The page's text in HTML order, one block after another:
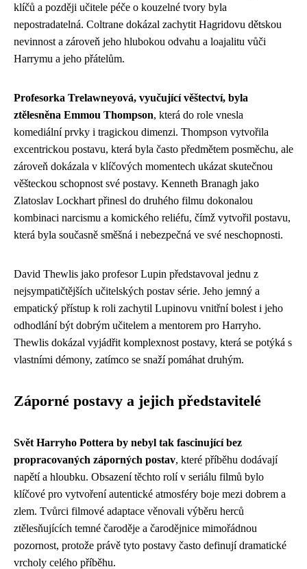
klíčů a později učitele péče o kouzelné tvory byla
nepostradatelná. Coltrane dokázal zachytit Hagridovu dětskou
nevinnost a zároveň jeho hlubokou odvahu a loajalitu vůči
Harrymu a jeho přátelům.
Profesorka Trelawneyová, vyučující věštectví, byla
ztělesněna Emmou Thompson, která do role vnesla
komediální prvky i tragickou dimenzi. Thompson vytvořila
excentrickou postavu, která byla často předmětem posměchu, ale
zároveň dokázala v klíčových momentech ukázat skutečnou
věšteckou schopnost své postavy. Kenneth Branagh jako
Zlatoslav Lockhart přinesl do druhého filmu dokonalou
kombinaci narcismu a komického reliéfu, čímž vytvořil postavu,
která byla současně směšná i nebezpečná ve své neschopnosti.
David Thewlis jako profesor Lupin představoval jednu z
nejsympatičtějších učitelských postav série. Jeho jemný a
empatický přístup k roli zachytil Lupinovu vnitřní bolest i jeho
odhodlání být dobrým učitelem a mentorem pro Harryho.
Thewlis dokázal vyjádřit komplexnost postavy, která se potýká s
vlastními démony, zatímco se snaží pomáhat druhým.
Záporné postavy a jejich představitelé
Svět Harryho Pottera by nebyl tak fascinující bez
propracovaných záporných postav, které příběhu dodávají
napětí a hloubku. Obsazení těchto rolí v seriálu filmů bylo
klíčové pro vytvoření autentické atmosféry boje mezi dobrem a
zlem. Tvůrci filmové adaptace věnovali výběru herců
ztělesňujících temné čaroděje a čarodějnice mimořádnou
pozornost, protože právě tyto postavy často definují dramatické
vrcholy celého příběhu.